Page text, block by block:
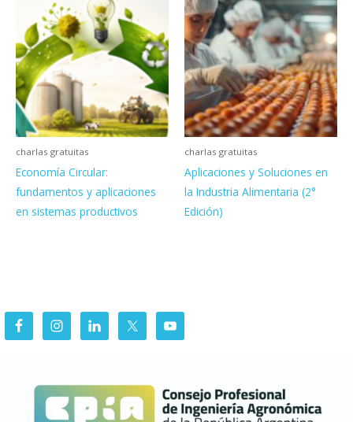
charlas gratuitas
Economía Circular:
fundamentos y aplicaciones
en sistemas productivos
charlas gratuitas
Aplicaciones y Soluciones en
la Industria Alimentaria (2°
Edición)